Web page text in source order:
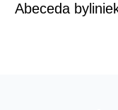
Abeceda